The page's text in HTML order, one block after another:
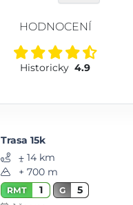
HODNOCENÍ
Historicky 4.9
Trasa 15k
⨦ 14 km
+ 700 m
RMT 1 G 5